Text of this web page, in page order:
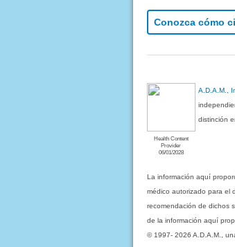
Conozca cómo
Health Content
Provider
06/01/2028
A.D.A.M.,
distinción
La información aquí
médico autorizado para el
recomendación de dichos
de la información aquí
© 1997- 2026 A.D.A.M.,